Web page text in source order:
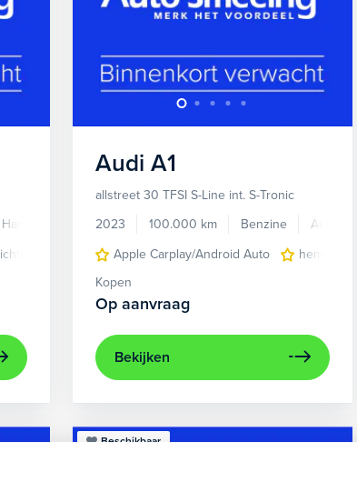
Handgeschakeld
velgen 5-spaaks 17"
voorstoelen verwarmd
Audi A1
allstreet 30 TFSI S-Line int. S-Tronic
2023
100.000 km Benzine
Automaat
Apple Carplay/Android Auto
Kopen
Op aanvraag
Bekijken
Beschikbaar